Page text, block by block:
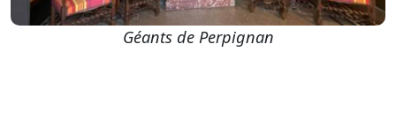
Géants de Perpignan